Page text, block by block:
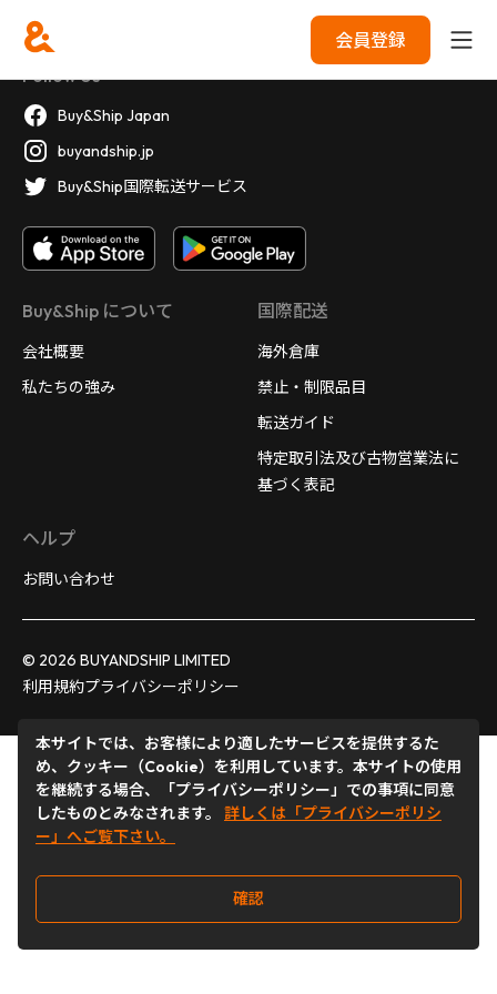
会員登録
Follow Us
Buy&Ship Japan
buyandship.jp
Buy&Ship国際転送サービス
Buy&Ship について
会社概要
私たちの強み
国際配送
海外倉庫
禁止・制限品目
転送ガイド
特定取引法及び古物営業法に
基づく表記
ヘルプ
お問い合わせ
© 2026 BUYANDSHIP LIMITED
利用規約プライバシーポリシー
本サイトでは、お客様により適したサービスを提供するた
め、クッキー（Cookie）を利用しています。本サイトの使用
を継続する場合、「プライバシーポリシー」での事項に同意
したものとみなされます。 詳しくは「プライバシーポリシ
ー」へご覧下さい。
確認